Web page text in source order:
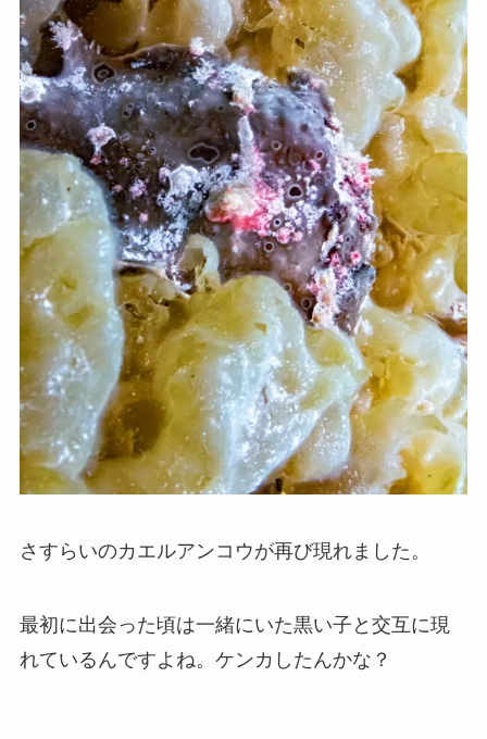
さすらいのカエルアンコウが再び現れました。
最初に出会った頃は一緒にいた黒い子と交互に現
れているんですよね。ケンカしたんかな？